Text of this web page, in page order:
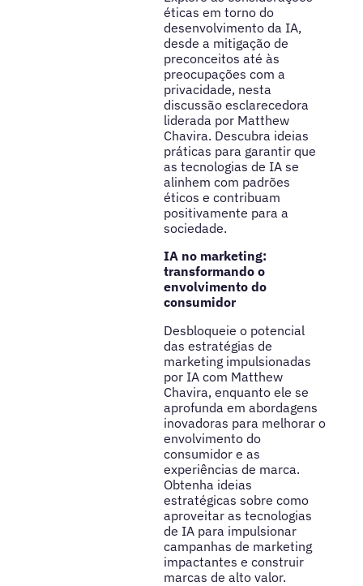
éticas em torno do
desenvolvimento da IA,
desde a mitigação de
preconceitos até às
preocupações com a
privacidade, nesta
discussão esclarecedora
liderada por Matthew
Chavira. Descubra ideias
práticas para garantir que
as tecnologias de IA se
alinhem com padrões
éticos e contribuam
positivamente para a
sociedade.
IA no marketing:
transformando o
envolvimento do
consumidor
Desbloqueie o potencial
das estratégias de
marketing impulsionadas
por IA com Matthew
Chavira, enquanto ele se
aprofunda em abordagens
inovadoras para melhorar o
envolvimento do
consumidor e as
experiências de marca.
Obtenha ideias
estratégicas sobre como
aproveitar as tecnologias
de IA para impulsionar
campanhas de marketing
impactantes e construir
marcas de alto valor.